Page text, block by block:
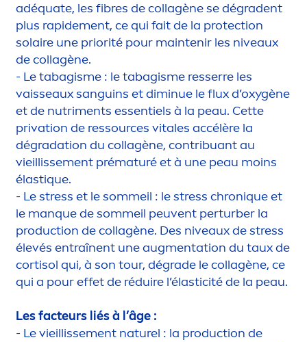
adéquate, les fibres de collagène se dégradent
plus rapidement, ce qui fait de la protection
solaire une priorité pour maintenir les niveaux
de collagène.
- Le tabagisme : le tabagisme resserre les
vaisseaux sanguins et diminue le flux d’oxygène
et de nutriments essentiels à la peau. Cette
privation de ressources vitales accélère la
dégradation du collagène, contribuant au
vieillissement prématuré et à une peau moins
élastique.
- Lestress et le sommeil : lestress chronique et
le manque de sommeil peuvent perturber la
production de collagène. Des niveaux destress
élevés entraînent une augmentation du taux de
cortisol qui, à son tour, dégrade le collagène, ce
qui a pour effet de réduire l’élasticité de la peau.
Les facteurs liés à l’âge :
- Le vieillissement naturel : la production de